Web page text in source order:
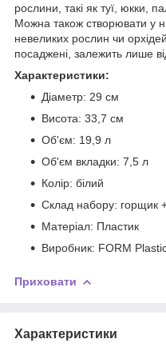
рослини, такі як туї, юкки,
Можна також створювати у
невеликих рослин чи
посаджені, залежить лише
Характеристики:
Діаметр: 29 см
Висота: 33,7 см
Об'єм: 19,9 л
Об'єм вкладки: 7,5 л
Колір: білий
Склад набору: горщик
Матеріал: Пластик
Виробник: FORM
Приховати
Характеристики